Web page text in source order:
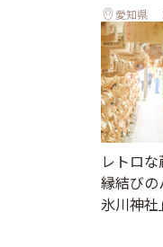
愛知県
レトロ
縁結び
氷川神社」